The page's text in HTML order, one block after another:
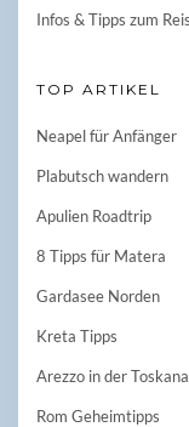
Infos & Tipps zum
TOP ARTIKEL
Neapel für Anfänger
Plabutsch wandern
Apulien Roadtrip
8 Tipps für Matera
Gardasee Norden
Kreta Tipps
Arezzo in der Toskana
Rom Geheimtipps